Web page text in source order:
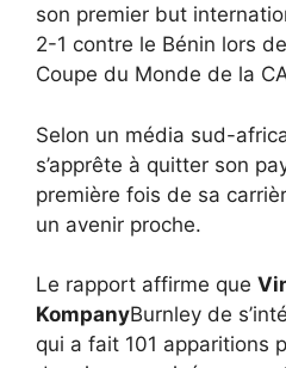
son premier but
2-1 contre le Bénin lors
Coupe du Monde de la
Selon un média sud-
s’apprête à quitter son
première fois de sa
un avenir proche.
Le rapport affirme que
KompanyBurnley de
qui a fait 101 apparitions